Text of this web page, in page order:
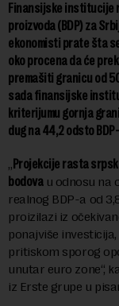
Finansijske institucije
proizvoda (BDP) za
ekonomisti prate šta
oko procena da će
premašiti granicu od
sada finansijske
kriterijumu gornja
dug na 44,2 odsto
„ Projekcije rasta
bodovau odnosu na
realnog BDP-a od
proizilazi iz
ponajviše
pritiskom sporog
unutar euro zone“,
iz Erste grupe u